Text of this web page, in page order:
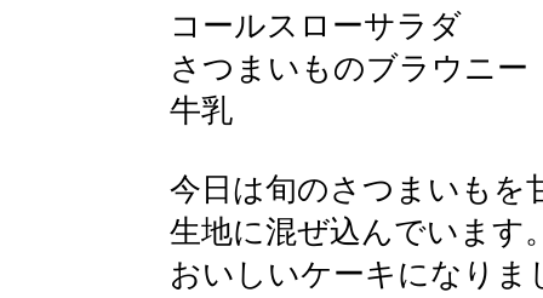
コールスローサラダ
さつまいものブラウニー
牛乳
今日は旬のさつまいもを
生地に混ぜ込んでいます
おいしいケーキになりま